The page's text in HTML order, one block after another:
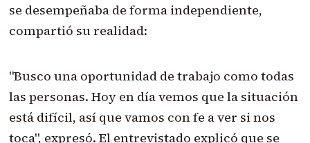
se desempeñaba de forma independiente,
compartió su realidad:
"Busco una oportunidad de trabajo como todas
las personas. Hoy en día vemos que la situación
está difícil, así que vamos con fe a ver si nos
toca", expresó. El entrevistado explicó que se